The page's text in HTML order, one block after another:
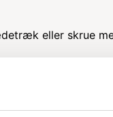
eller skrue
vælge?